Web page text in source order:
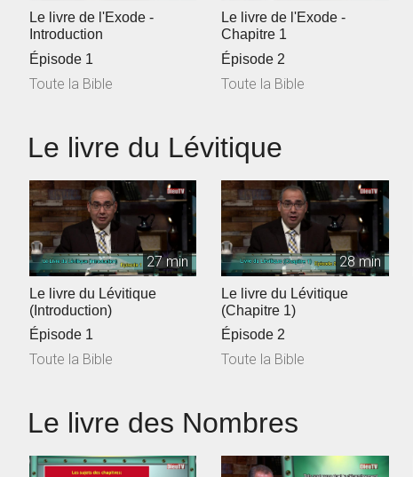
Le livre de l'Exode -
Introduction
Épisode 1
Toute la Bible
Le livre de l'Exode -
Chapitre 1
Épisode 2
Toute la Bible
Le livre du Lévitique
27 min
Le livre du Lévitique
(Introduction)
Épisode 1
Toute la Bible
28 min
Le livre du Lévitique
(Chapitre 1)
Épisode 2
Toute la Bible
Le livre des Nombres